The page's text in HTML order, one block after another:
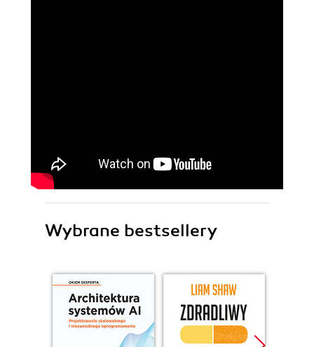
Wybrane bestsellery